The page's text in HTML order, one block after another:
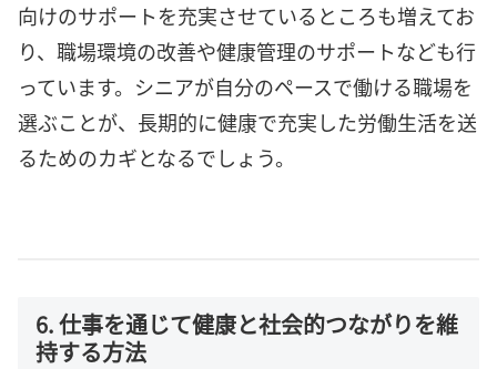
向けのサポートを充実させているところも増えてお
り、職場環境の改善や健康管理のサポートなども行
っています。シニアが自分のペースで働ける職場を
選ぶことが、長期的に健康で充実した労働生活を送
るためのカギとなるでしょう。
6. 仕事を通じて健康と社会的つながりを維
持する方法